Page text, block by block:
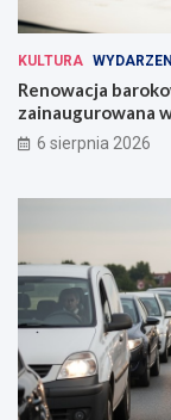
KULTURA
Renowacja
zainaugurowana
6 sierpnia 2026